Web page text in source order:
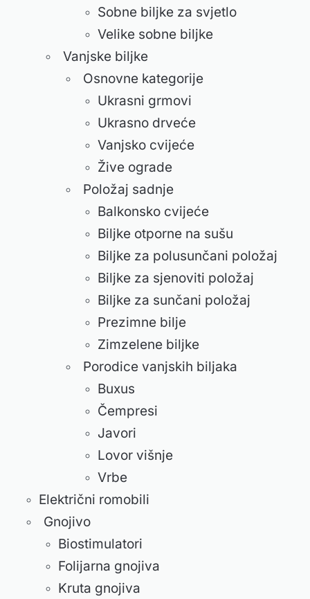
Sobne biljke za svjetlo
Velike sobne biljke
Vanjske biljke
Osnovne kategorije
Ukrasni grmovi
Ukrasno drveće
Vanjsko cvijeće
Žive ograde
Položaj sadnje
Balkonsko cvijeće
Biljke otporne na sušu
Biljke za polusunčani položaj
Biljke za sjenoviti položaj
Biljke za sunčani položaj
Prezimne bilje
Zimzelene biljke
Porodice vanjskih biljaka
Buxus
Čempresi
Javori
Lovor višnje
Vrbe
Električni romobili
Gnojivo
Biostimulatori
Folijarna gnojiva
Kruta gnojiva